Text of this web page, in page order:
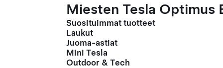
Miesten Tesla
Suosituimmat tuotteet
Laukut
Juoma-astiat
Mini Tesla
Outdoor & Tech